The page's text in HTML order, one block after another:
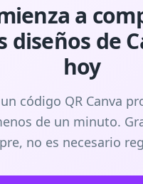
a
diseños de
hoy
código QR Canva
de un minuto.
no es necesario